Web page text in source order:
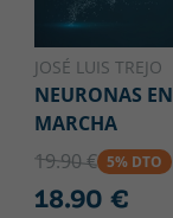
JOSÉ LUIS TREJO
NEURONAS EN
MARCHA
19.90 € 5% DTO
18.90 €